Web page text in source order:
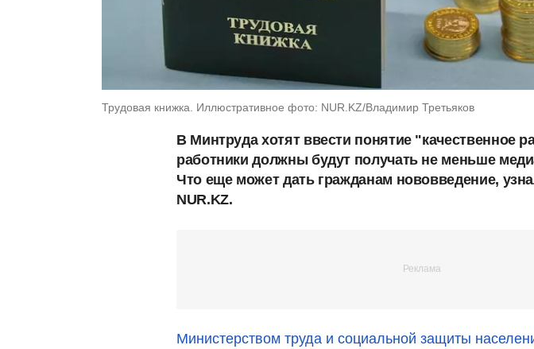
Трудовая книжка. Иллюстративное фото: NUR.KZ/Владимир Третьяков
В Минтруда хотят ввести понятие "качественное
работники должны будут получать не меньше
Что еще может дать гражданам нововведение,
NUR.KZ.
Министерством труда и социальной защиты